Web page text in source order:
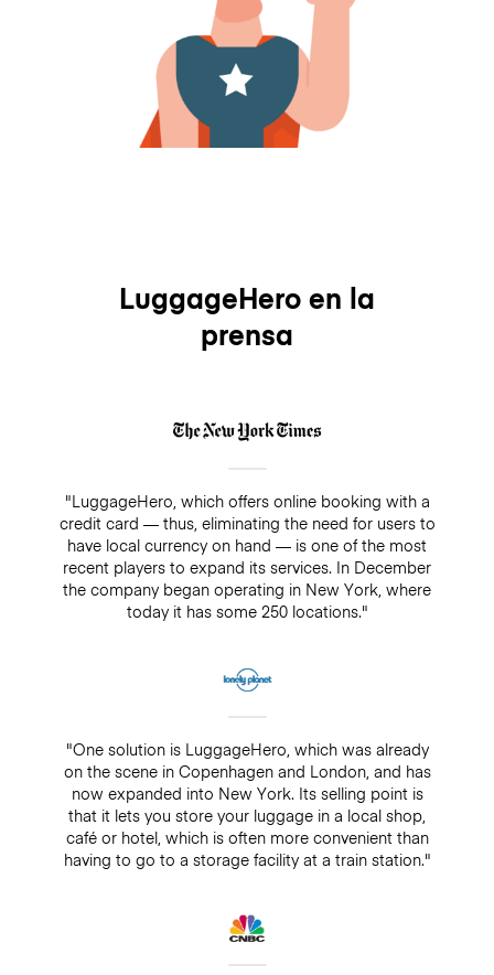
LuggageHero en la
prensa
"LuggageHero, which offers online booking with a
credit card — thus, eliminating the need for users to
have local currency on hand — is one of the most
recent players to expand its services. In December
the company began operating in New York, where
today it has some 250 locations."
"One solution is LuggageHero, which was already
on the scene in Copenhagen and London, and has
now expanded into New York. Its selling point is
that it lets you store your luggage in a local shop,
café or hotel, which is often more convenient than
having to go to a storage facility at a train station."